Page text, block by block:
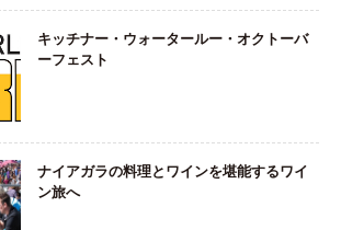
キッチナー・ウォータールー・オクトーバ
ーフェスト
ナイアガラの料理とワインを堪能するワイ
ン旅へ